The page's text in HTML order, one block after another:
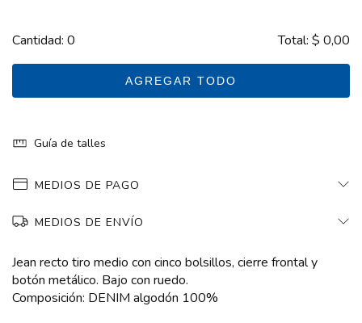
Cantidad: 0 Total: $ 0,00
AGREGAR TODO
Guía de talles
MEDIOS DE PAGO
MEDIOS DE ENVÍO
Jean recto tiro medio con cinco bolsillos, cierre frontal y
botón metálico. Bajo con ruedo.
Composición: DENIM algodón 100%